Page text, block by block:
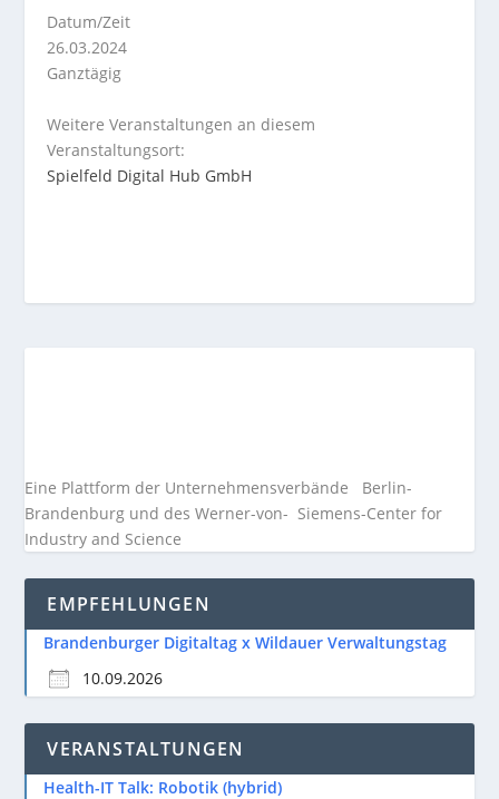
Datum/Zeit
26.03.2024
Ganztägig
Weitere Veranstaltungen an diesem
Veranstaltungsort:
Spielfeld Digital Hub GmbH
Eine Plattform der Unternehmensverbände Berlin-
Brandenburg und des Werner-von- Siemens-Center for
Industry and Science
EMPFEHLUNGEN
Brandenburger Digitaltag x Wildauer Verwaltungstag
10.09.2026
VERANSTALTUNGEN
Health-IT Talk: Robotik (hybrid)